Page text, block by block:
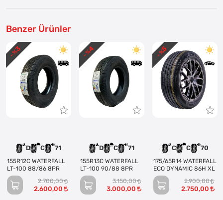
Benzer Ürünler
D C 71
155R12C WATERFALL
LT-100 88/86 8PR
2.700,00
2.600,00
- %
3
D C 71
155R13C WATERFALL
LT-100 90/88 8PR
3.150,00
3.000,00
- %
4
C C 70
175/65R14 WATERFALL
ECO DYNAMIC 86H XL
2.900,00
2.750,00
- %
5